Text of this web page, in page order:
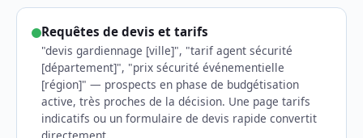
Requêtes de devis et tarifs
"devis gardiennage [ville]", "tarif agent sécurité
[département]", "prix sécurité événementielle
[région]" — prospects en phase de budgétisation
active, très proches de la décision. Une page tarifs
indicatifs ou un formulaire de devis rapide convertit